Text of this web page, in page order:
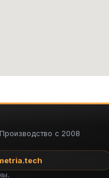
с 2008